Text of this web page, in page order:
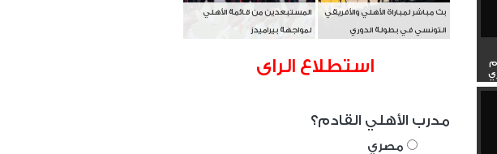
بث مباشر لمباراة الأهلي والأفريقي
التونسي في بطولة الدوري
المستبعدين من قائمة الأهلي
لمواجهة بيراميدز
استطلاع الراى
مدرب الأهلي القادم؟
مصري